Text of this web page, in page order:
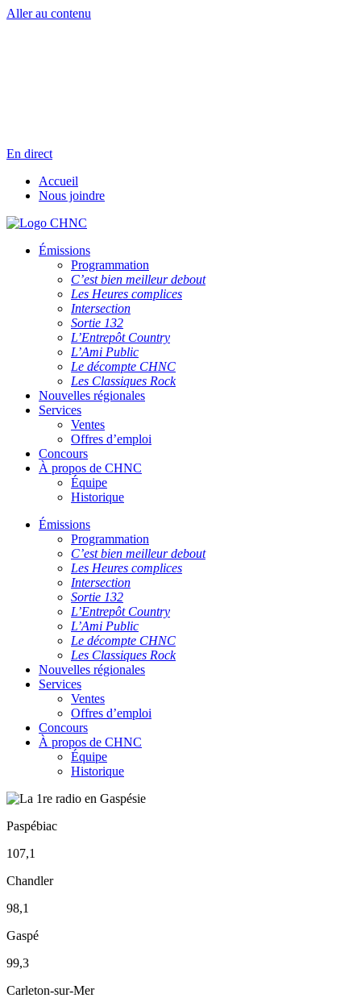
Aller au contenu
En direct
Accueil
Nous joindre
Émissions
Programmation
C’est bien meilleur debout
Les Heures complices
Intersection
Sortie 132
L’Entrepôt Country
L’Ami Public
Le décompte CHNC
Les Classiques Rock
Nouvelles régionales
Services
Ventes
Offres d’emploi
Concours
À propos de CHNC
Équipe
Historique
Émissions
Programmation
C’est bien meilleur debout
Les Heures complices
Intersection
Sortie 132
L’Entrepôt Country
L’Ami Public
Le décompte CHNC
Les Classiques Rock
Nouvelles régionales
Services
Ventes
Offres d’emploi
Concours
À propos de CHNC
Équipe
Historique
Paspébiac
107,1
Chandler
98,1
Gaspé
99,3
Carleton-sur-Mer